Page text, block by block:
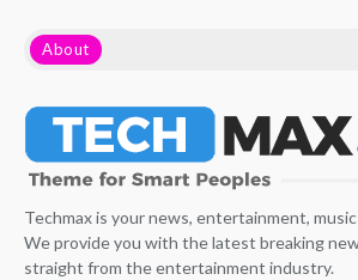
About
Techmax is your news, entertainment,
We provide you with the latest breaking
straight from the entertainment industry.